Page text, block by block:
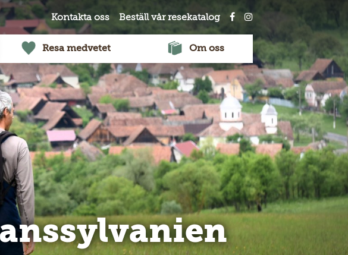
Kontakta oss Beställ vår resekatalog
Resa medvetet Om oss